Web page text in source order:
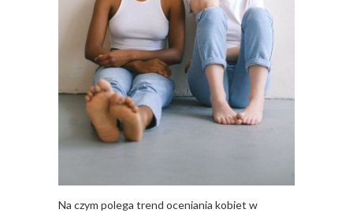
Na czym polega trend oceniania kobiet w